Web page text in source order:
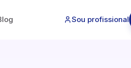
Sou profissional